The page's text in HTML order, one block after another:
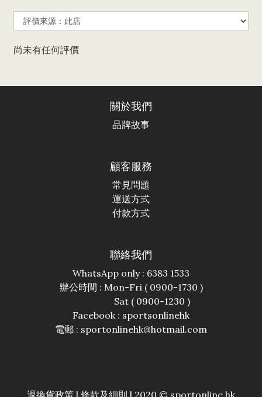
尚未有任何評價
關於我們
品牌故事
顧客服務
常見問題
運送方式
付款方式
聯絡我們
WhatsApp only : 6383 1533
辦公時間 : Mon-Fri ( 0900-1730 )
Sat ( 0900-1230 )
Facebook : sportsonlinehk
電郵 : sportonlinehk@hotmail.com
退換貨政策 | 條款及細則 | 2020 © sportonline.hk